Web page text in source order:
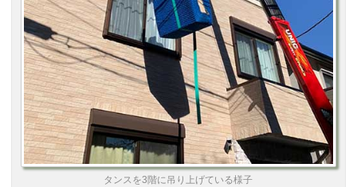
タンスを3階に吊り上げている様子